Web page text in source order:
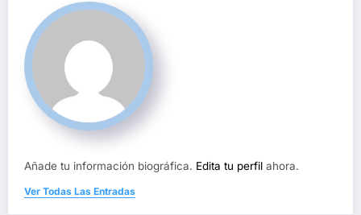
Añade tu información biográfica. Edita tu perfil ahora.
Ver Todas Las Entradas